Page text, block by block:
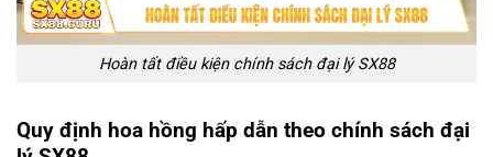
Hoàn tất điều kiện chính sách đại lý SX88
Quy định hoa hồng hấp dẫn theo chính sách đại